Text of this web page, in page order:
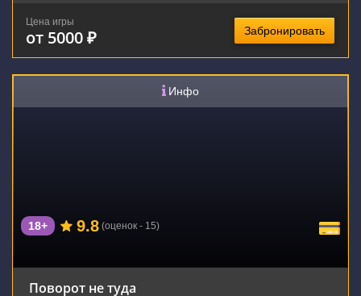
Цена игры
от 5000 ₽ Забронировать
Инфо
18+ 9.8 (оценок - 15)
Поворот не туда